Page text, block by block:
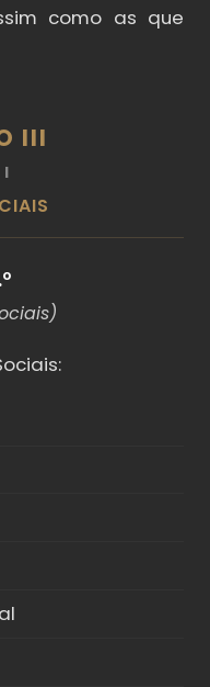
como as que
III
I